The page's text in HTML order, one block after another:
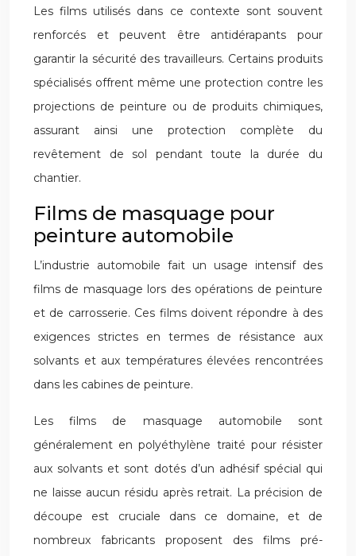
Les films utilisés dans ce contexte sont souvent
renforcés et peuvent être antidérapants pour
garantir la sécurité des travailleurs. Certains produits
spécialisés offrent même une protection contre les
projections de peinture ou de produits chimiques,
assurant ainsi une protection complète du
revêtement de sol pendant toute la durée du
chantier.
Films de masquage pour
peinture automobile
L’industrie automobile fait un usage intensif des
films de masquage lors des opérations de peinture
et de carrosserie. Ces films doivent répondre à des
exigences strictes en termes de résistance aux
solvants et aux températures élevées rencontrées
dans les cabines de peinture.
Les films de masquage automobile sont
généralement en polyéthylène traité pour résister
aux solvants et sont dotés d’un adhésif spécial qui
ne laisse aucun résidu après retrait. La précision de
découpe est cruciale dans ce domaine, et de
nombreux fabricants proposent des films pré-